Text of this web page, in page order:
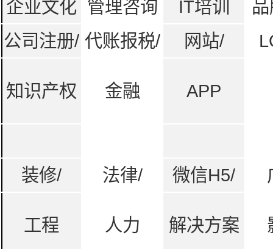
企业文化 管理咨询 IT培训
公司注册/ 代账报税/ 网站/
知识产权 金融 APP
装修/ 法律/ 微信H5/
工程 人力 解决方案